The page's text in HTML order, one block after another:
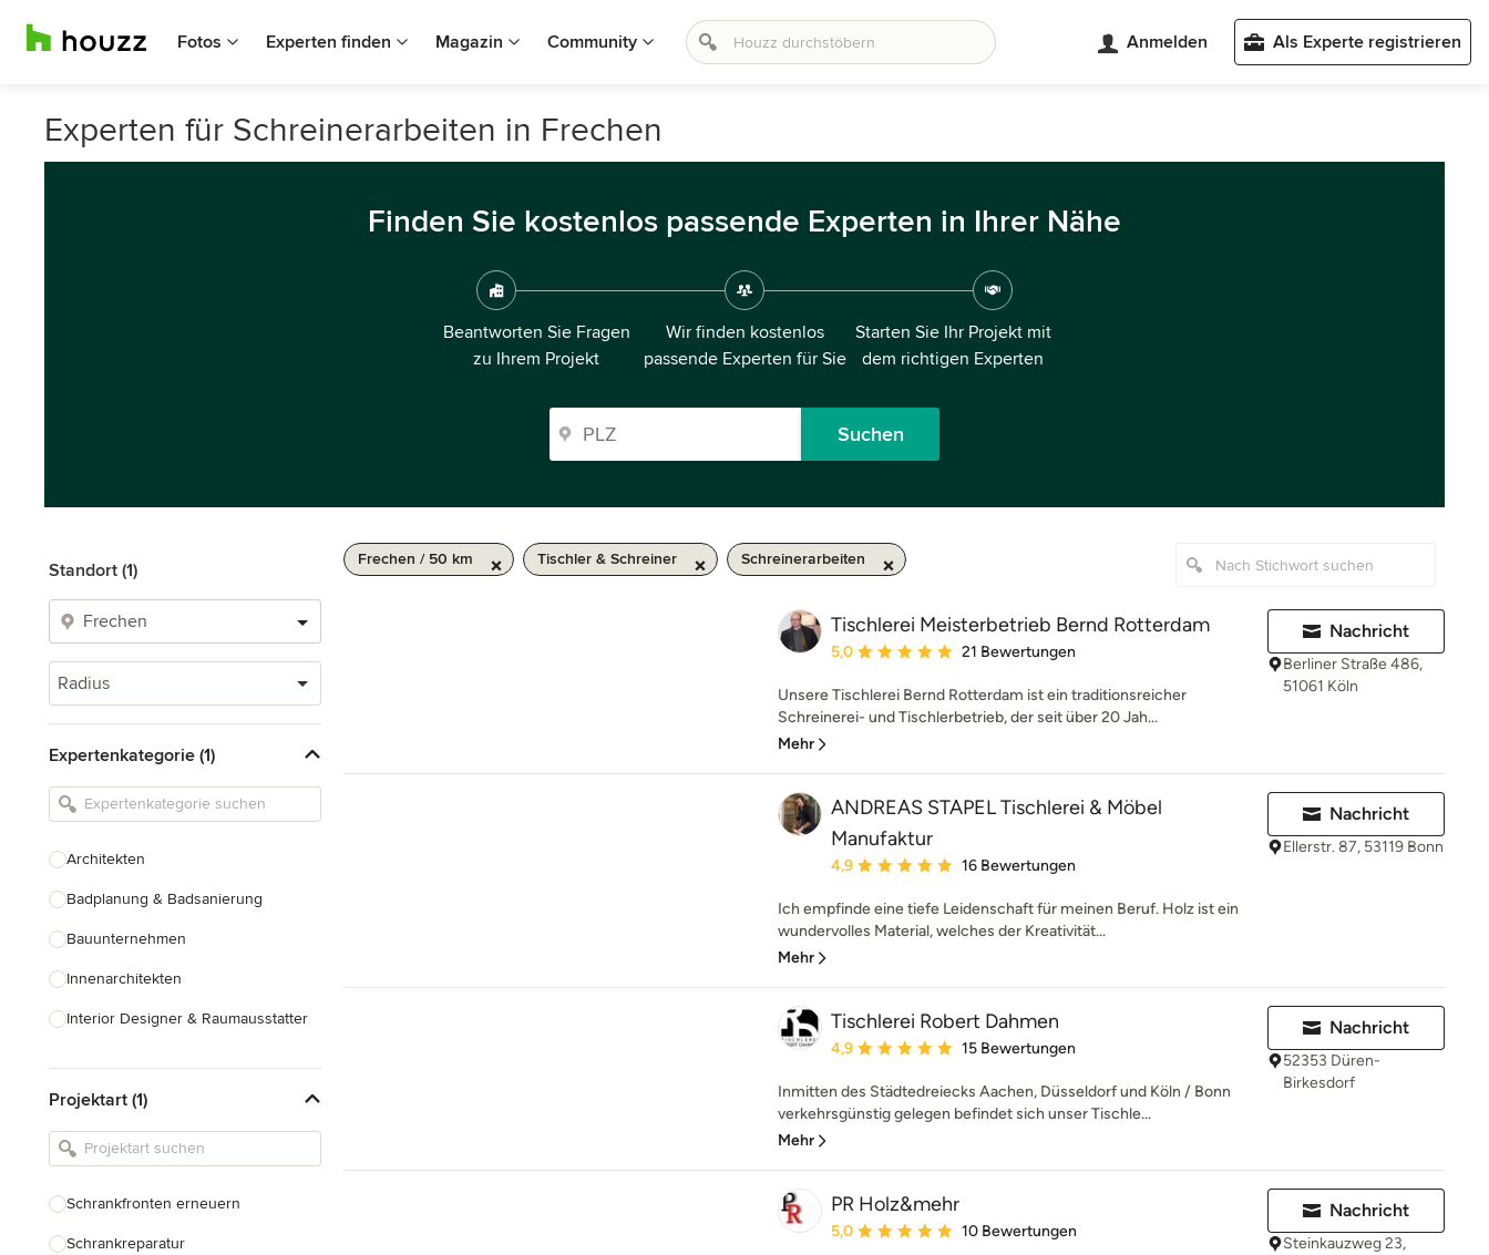
Fotos Experten finden Magazin Community Anmelden Als Experte registrieren
Experten für Schreinerarbeiten in Frechen
Finden Sie kostenlos passende Experten in Ihrer Nähe
Beantworten Sie Fragen
zu Ihrem Projekt
Wir finden kostenlos
passende Experten für Sie
Starten Sie Ihr Projekt mit
dem richtigen Experten
Suchen
Standort (1)
Radius
Expertenkategorie (1)
Architekten
Badplanung & Badsanierung
Bauunternehmen
Innenarchitekten
Interior Designer & Raumausstatter
Landschaftsarchitekten
Armaturen & Sanitärbedarf
Projektart (1)
Schrankfronten erneuern
Schrankreparatur
Frechen / 50 km Tischler & Schreiner Schreinerarbeiten
Tischlerei Meisterbetrieb Bernd Rotterdam
Durchschnittliche Bewertung: 5 von 5 Sternen
5,0 21 Bewertungen
Unsere Tischlerei Bernd Rotterdam ist ein traditionsreicher
Schreinerei- und Tischlerbetrieb, der seit über 20 Jah...
Mehr
Nachricht
Berliner Straße 486,
51061 Köln
ANDREAS STAPEL Tischlerei & Möbel
Manufaktur
Durchschnittliche Bewertung: 4.9 von 5 Sternen
4,9 16 Bewertungen
Ich empfinde eine tiefe Leidenschaft für meinen Beruf. Holz ist ein
wundervolles Material, welches der Kreativität...
Mehr
Nachricht
Ellerstr. 87, 53119 Bonn
Tischlerei Robert Dahmen
Durchschnittliche Bewertung: 4.9 von 5 Sternen
4,9 15 Bewertungen
Inmitten des Städtedreiecks Aachen, Düsseldorf und Köln / Bonn
verkehrsgünstig gelegen befindet sich unser Tischle...
Mehr
Nachricht
52353 Düren-
Birkesdorf
PR Holz&mehr
Durchschnittliche Bewertung: 5 von 5 Sternen
5,0 10 Bewertungen
Nachricht
Steinkauzweg 23,